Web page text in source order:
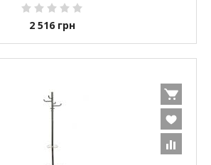
2 516 грн